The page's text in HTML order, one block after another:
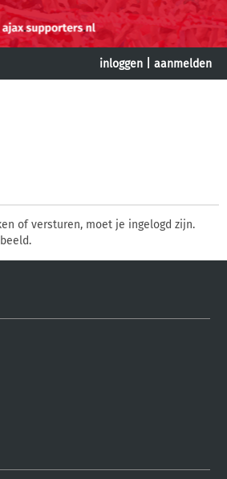
inloggen aanmelden
of versturen, moet je ingelogd zijn.